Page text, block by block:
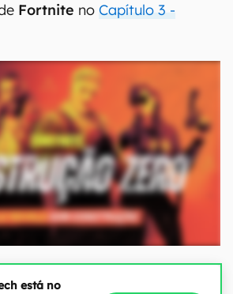
Fortnite no Capítulo 3 -
está no